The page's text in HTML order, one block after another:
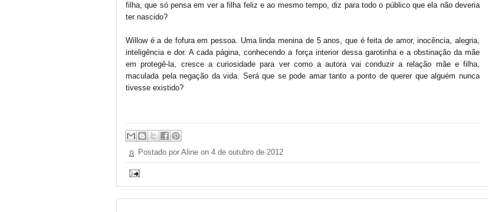
filha, que só pensa em ver a filha feliz e ao mesmo tempo, diz para todo o público que ela não deveria
ter nascido?
Willow é a de fofura em pessoa. Uma linda menina de 5 anos, que é feita de amor, inocência, alegria,
inteligência e dor. A cada página, conhecendo a força interior dessa garotinha e a obstinação da mãe
em protegê-la, cresce a curiosidade para ver como a autora vai conduzir a relação mãe e filha,
maculada pela negação da vida. Será que se pode amar tanto a ponto de querer que alguém nunca
tivesse existido?
Postado por Aline on 4 de outubro de 2012